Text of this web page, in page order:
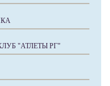
"АТЛЕТЫ РГ"